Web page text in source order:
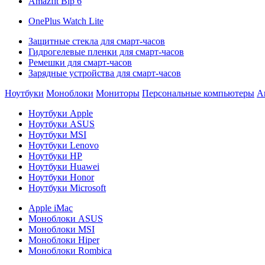
OnePlus Watch Lite
Защитные стекла для смарт-часов
Гидрогелевые пленки для смарт-часов
Ремешки для смарт-часов
Зарядные устройства для смарт-часов
Ноутбуки Моноблоки Мониторы Персональные компьютеры
Ноутбуки Apple
Ноутбуки ASUS
Ноутбуки MSI
Ноутбуки Lenovo
Ноутбуки HP
Ноутбуки Huawei
Ноутбуки Honor
Ноутбуки Microsoft
Apple iMac
Моноблоки ASUS
Моноблоки MSI
Моноблоки Hiper
Моноблоки Rombica